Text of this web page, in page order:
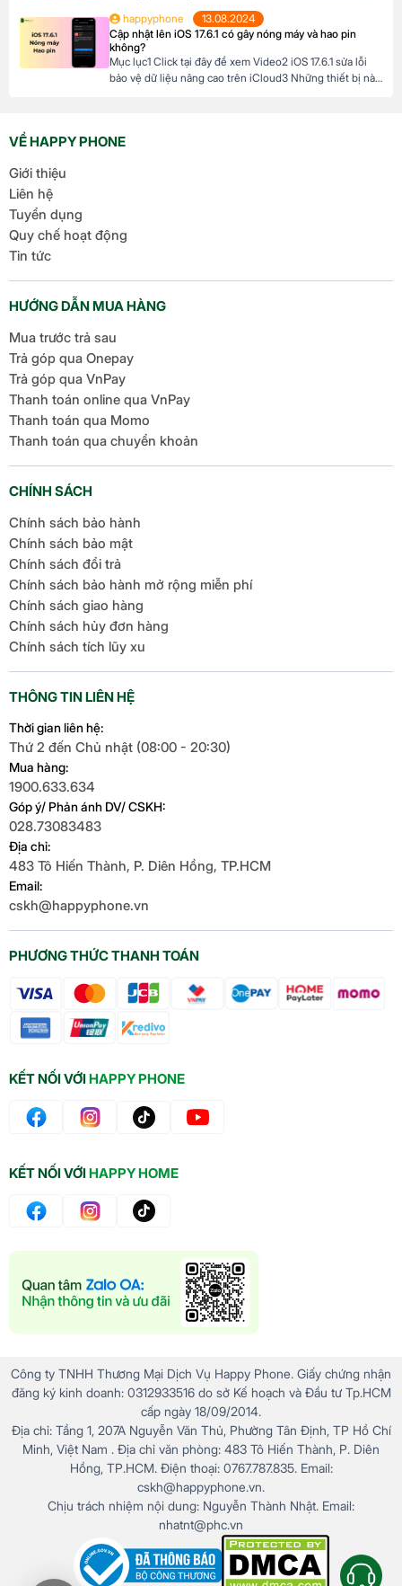
26 ra mắt. Đây là bản cập nhật đầu tiên lớn cho hệ điều
hành mới nhất dành cho iPhone, mang đến nhiều cải
tiến đáng chú ý, tập trung vào […]
happyphone
13.08.2024
Cập nhật lên iOS 17.6.1 có gây nóng máy và hao pin
không?
Mục lục1 Click tại đây để xem Video2 iOS 17.6.1 sửa lỗi
bảo vệ dữ liệu nâng cao trên iCloud3 Những thiết bị nào
VỀ HAPPY PHONE
Giới thiệu
Liên hệ
Tuyển dụng
Quy chế hoạt động
Tin tức
HƯỚNG DẪN MUA HÀNG
Mua trước trả sau
Trả góp qua Onepay
Trả góp qua VnPay
Thanh toán online qua VnPay
Thanh toán qua Momo
Thanh toán qua chuyển khoản
PHƯƠNG THỨC THANH TOÁN
KẾT NỐI VỚIHAPPY PHONE
CHÍNH SÁCH
Chính sách bảo hành
Chính sách bảo mật
Chính sách đổi trả
Chính sách bảo hành mở rộng miễn phí
Chính sách giao hàng
Chính sách hủy đơn hàng
Chính sách tích lũy xu
THÔNG TIN LIÊN HỆ
Thời gian liên hệ:
Thứ 2 đến Chủ nhật (08:00 - 20:30)
Mua hàng:
1900.633.634
Góp ý/ Phản ánh DV/ CSKH:
028.73083483
Địa chỉ:
483 Tô Hiến Thành, P. Diên Hồng, TP.HCM
Email:
cskh@happyphone.vn
KẾT NỐI VỚIHAPPY HOME
Công ty TNHH Thương Mại Dịch Vụ Happy Phone. Giấy chứng nhận
đăng ký kinh doanh: 0312933516 do sở Kế hoạch và Đầu tư Tp.HCM
cấp ngày 18/09/2014.
Địa chỉ: Tầng 1, 207A Nguyễn Văn Thủ, Phường Tân Định, TP Hồ Chí
Minh, Việt Nam . Địa chỉ văn phòng: 483 Tô Hiến Thành, P. Diên
Hồng, TP.HCM. Điện thoại: 0767.787.835. Email:
cskh@happyphone.vn.
Chịu trách nhiệm nội dung: Nguyễn Thành Nhật. Email:
nhatnt@phc.vn